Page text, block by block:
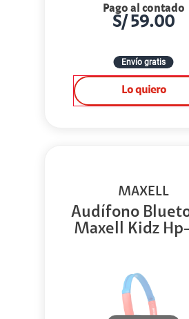
Pago al contado
S/ 59.00
Envío gratis
Lo quiero
MAXELL
Audífono
Maxell Kidz